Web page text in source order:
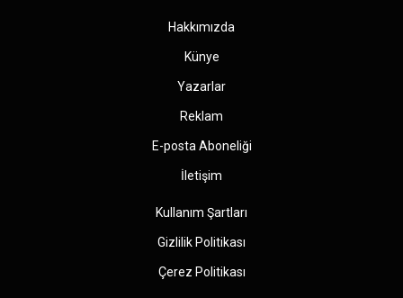
Hakkımızda
Künye
Yazarlar
Reklam
E-posta Aboneliği
İletişim
Kullanım Şartları
Gizlilik Politikası
Çerez Politikası